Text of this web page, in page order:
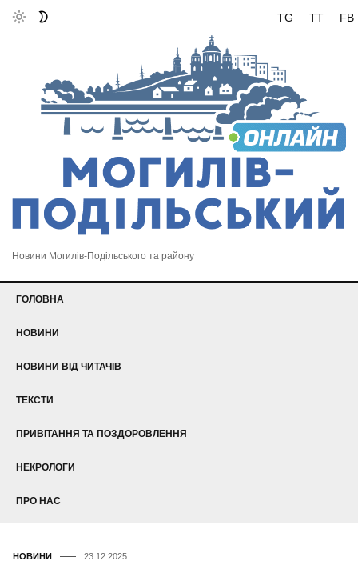
FB
TT
TG
Новини Могилів-Подільського та району
ГОЛОВНА
НОВИНИ
НОВИНИ ВІД ЧИТАЧІВ
ТЕКСТИ
ПРИВІТАННЯ ТА ПОЗДОРОВЛЕННЯ
НЕКРОЛОГИ
ПРО НАС
НОВИНИ 23.12.2025